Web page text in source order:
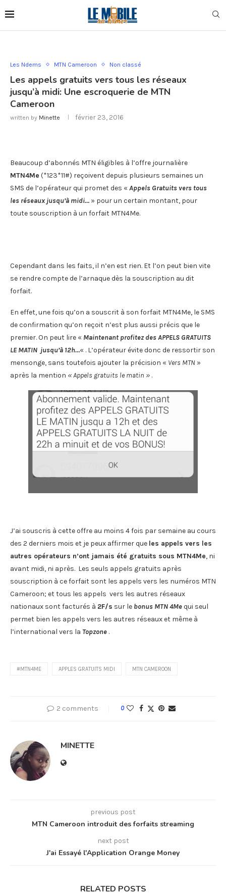
Les Ndems MTN Cameroon Non classé
Les appels gratuits vers tous les réseaux
jusqu’à midi: Une escroquerie de MTN
Cameroon
written by Minette février 23, 2016
Beaucoup d’abonnés MTN éligibles à l’offre journalière
MTN4Me (*123*11#) reçoivent depuis plusieurs semaines un
SMS de l’opérateur qui promet des « Appels Gratuits vers tous
les réseaux jusqu’à midi… » pour un certain montant, pour
toute souscription à un forfait MTN4Me.
Cependant dans les faits, il n’en est rien. Et l’on peut bien vite
se rendre compte de l’arnaque dès la souscription au dit
forfait.
En effet, une fois qu’on a souscrit à son forfait MTN4Me, le SMS
de confirmation qu’on reçoit n’est plus aussi précis que le
premier. On peut lire « Maintenant profitez des APPELS GRATUITS
LE MATIN jusqu’à 12h…« . L’opérateur évite donc de ressortir son
mensonge, sans toutefois ajouter la précision « Vers MTN »
après la mention « Appels gratuits le matin » .
J’ai souscris à cette offre au moins 4 fois par semaine au cours
des 2 derniers mois et je peux affirmer que les appels vers les
autres opérateurs n’ont jamais été gratuits sous MTN4Me, ni
avant midi, ni après. Les seuls appels gratuits après
souscription à ce forfait sont les appels vers les numéros MTN
Cameroon; et tous les appels vers les autres réseaux
nationaux sont facturés à 2F/s sur le bonus MTN 4Mequi seul
permet bien les appels vers les autres réseaux et même à
l’international vers la Topzone .
#MTN4ME APPLES GRATUITS MIDI MTN CAMEROON
2 comments 0
MINETTE
previous post
MTN Cameroon introduit des forfaits streaming
next post
J'ai Essayé l'Application Orange Money
RELATED POSTS